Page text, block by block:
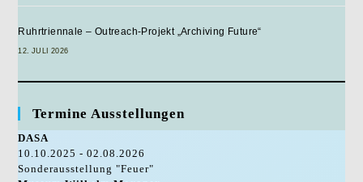
Ruhrtriennale – Outreach-Projekt „Archiving Future“
12. JULI 2026
Termine Ausstellungen
DASA
10.10.2025 - 02.08.2026
Sonderausstellung "Feuer"